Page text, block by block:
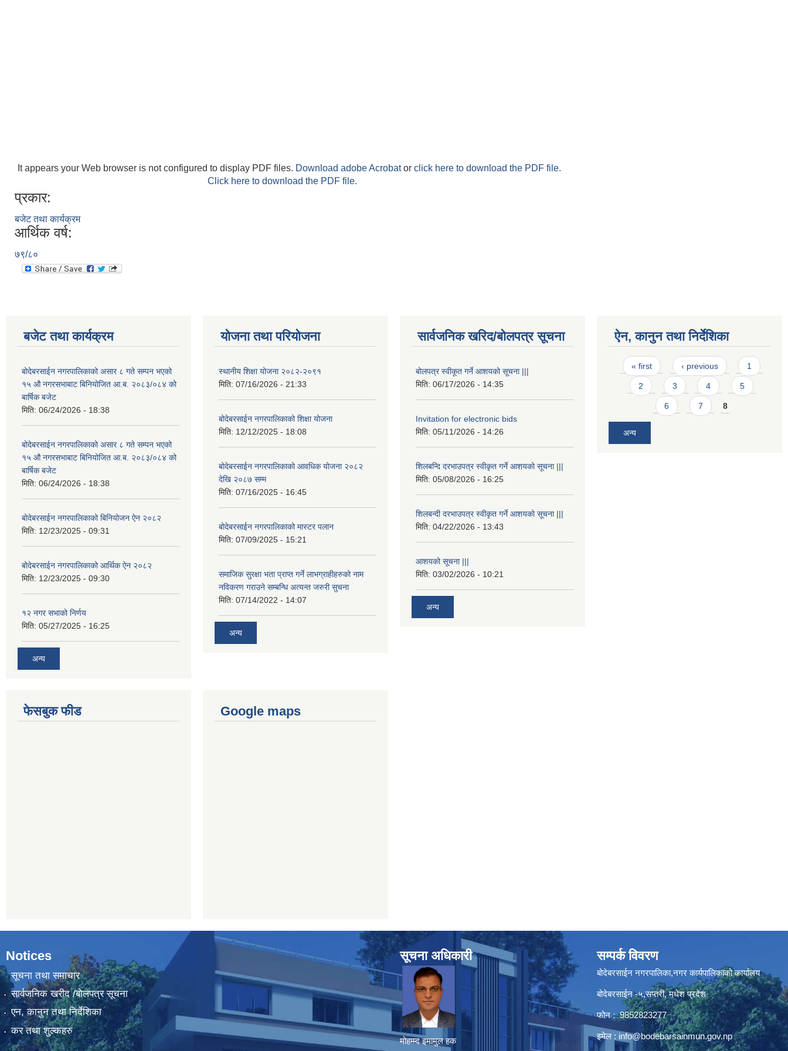
It appears your Web browser is not configured to display PDF files. Download adobe Acrobator click here to download the PDF file.
Click here to download the PDF file.
प्रकार:
बजेट तथा कार्यक्रम
आर्थिक वर्ष:
७९/८०
बजेट तथा कार्यक्रम
बोदेबरसाईन नगरपालिकाको असार ८ गते सम्पन भएको
१५ ‍‍‍औ नगरसभाबाट बिनियोजित आ.ब. २०८३/०८४ को
बार्षिक बजेट
मिति: 06/24/2026 - 18:38
बोदेबरसाईन नगरपालिकाको असार ८ गते सम्पन भएको
१५ ‍‍‍औ नगरसभाबाट बिनियोजित आ.ब. २०८३/०८४ को
बार्षिक बजेट
मिति: 06/24/2026 - 18:38
बोदेबरसाईन नगरपालिकाको बिनियोजन ऐन २०८२
मिति: 12/23/2025 - 09:31
बोदेबरसाईन नगरपालिकाको आर्थिक ऐन २०८२
मिति: 12/23/2025 - 09:30
१२ नगर सभाको निर्णय
मिति: 05/27/2025 - 16:25
अन्य
योजना तथा परियोजना
स्थानीय शिक्षा योजना २०८२-२०९१
मिति: 07/16/2026 - 21:33
बोदेबरसाईन नगरपालिकाको शिक्षा योजना
मिति: 12/12/2025 - 18:08
बोदेबरसाईन नगरपालिकाको आवधिक योजना २०८२
देखि २०८७ सम्म
मिति: 07/16/2025 - 16:45
बोदेबरसाईन नगरपालिकाको मास्टर पलान
मिति: 07/09/2025 - 15:21
समाजिक सुरक्षा भता प्राप्त गर्ने लाभग्राहीहरुको नाम
नविकरण गराउने सम्बन्धि अत्यन्त जरुरी सुचना
मिति: 07/14/2022 - 14:07
अन्य
सार्वजनिक खरिद/बोलपत्र सूचना
बोलपत्र स्वीकूत गर्ने आशयको सूचना |||
मिति: 06/17/2026 - 14:35
Invitation for electronic bids
मिति: 05/11/2026 - 14:26
शिलबन्दि दरभाउपत्र स्वीकृत गर्ने आशयको सूचना |||
मिति: 05/08/2026 - 16:25
शिलबन्दी दरभाउपत्र स्वीकृत गर्ने आशयको सूचना |||
मिति: 04/22/2026 - 13:43
आशयको सूचना |||
मिति: 03/02/2026 - 10:21
अन्य
ऐन, कानुन तथा निर्देशिका
Pages
« first ‹ previous 1
2 3 4 5
6 7 8
अन्य
फेसबुक फीड Google maps
Notices
सूचना तथा समाचार
सार्वजनिक खरीद /बोलपत्र सूचना
एन, कानुन तथा निर्देशिका
कर तथा शुल्कहरु
सूचना अधिकारी
मोहम्म्द इमामुल हक
सम्पर्क विवरण
बोदेबरसाईन नगरपालिका,नगर कार्यपालिकाको कार्यालय
बोदेबरसाईन -५,सप्तरी, मधेश प्रदेश
फोन : 9852823277
इमेल : info@bodebarsainmun.gov.np